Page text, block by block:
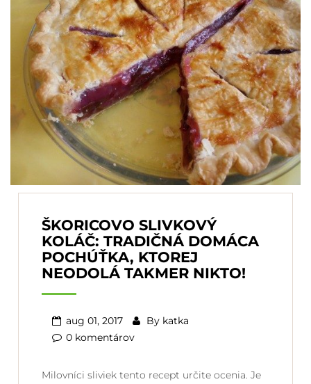
ŠKORICOVO SLIVKOVÝ
KOLÁČ: TRADIČNÁ DOMÁCA
POCHÚŤKA, KTOREJ
NEODOLÁ TAKMER NIKTO!
aug 01, 2017 By katka
0 komentárov
Milovníci sliviek tento recept určite ocenia. Je